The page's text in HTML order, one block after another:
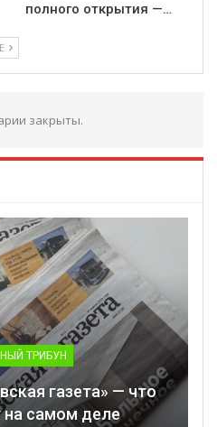
полного открытия —…
закрыты.
ТРИБУН
газета» — что
на самом деле